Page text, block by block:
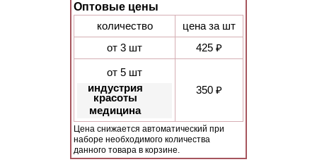
Оптовые цены
количество
цена за шт
от 3 шт
425 ₽
от 5 шт
индустрия
красоты
медицина
350 ₽
Цена снижается автоматический при
наборе необходимого количества
данного товара в корзине.